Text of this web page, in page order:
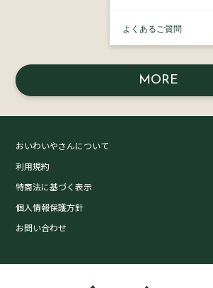
MORE
よくあるご質問
おいわいやさんについて
利用規約
特商法に基づく表示
個人情報保護方針
お問い合わせ